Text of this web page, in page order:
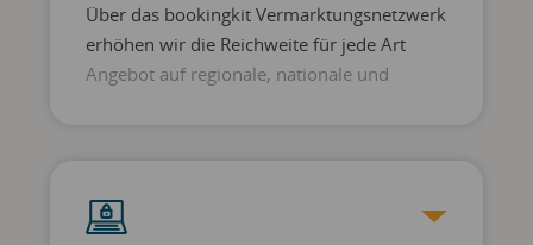
Über das bookingkit Vermarktungsnetzwerk
erhöhen wir die Reichweite für jede Art
Angebot auf regionale, nationale und
vorhandener bzw. den Aufbau neuer